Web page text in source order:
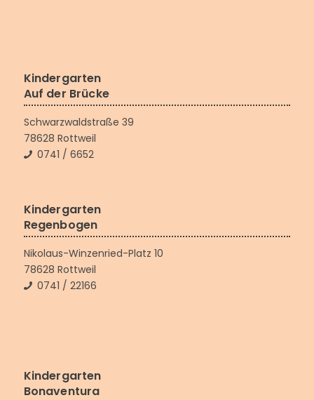
Kindergarten
Auf der Brücke
Schwarzwaldstraße 39
78628 Rottweil
0741 / 6652
Kindergarten
Regenbogen
Nikolaus-Winzenried-Platz 10
78628 Rottweil
0741 / 22166
Kindergarten
Bonaventura